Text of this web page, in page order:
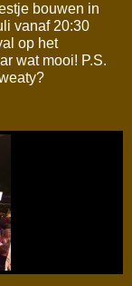
bouwen in
vanaf 20:30
op het
wat mooi! P.S.